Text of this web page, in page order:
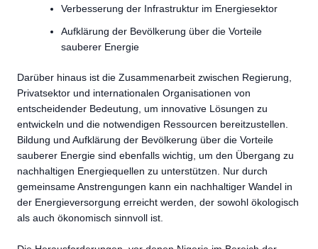
Verbesserung der Infrastruktur im Energiesektor
Aufklärung der Bevölkerung über die Vorteile
sauberer Energie
Darüber hinaus ist die Zusammenarbeit zwischen Regierung,
Privatsektor und internationalen Organisationen von
entscheidender Bedeutung, um innovative Lösungen zu
entwickeln und die notwendigen Ressourcen bereitzustellen.
Bildung und Aufklärung der Bevölkerung über die Vorteile
sauberer Energie sind ebenfalls wichtig, um den Übergang zu
nachhaltigen Energiequellen zu unterstützen. Nur durch
gemeinsame Anstrengungen kann ein nachhaltiger Wandel in
der Energieversorgung erreicht werden, der sowohl ökologisch
als auch ökonomisch sinnvoll ist.